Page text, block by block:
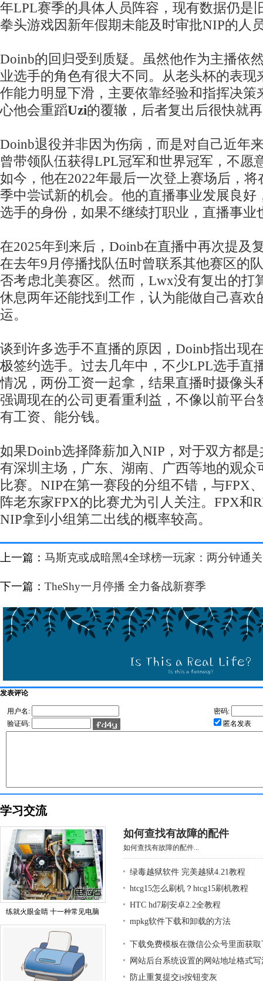
年LPL赛季的具体人员阵容，现有数据仍是
拳头游戏因新年假期未能及时审批NIP的人
Doinb的回归受到质疑。虽然他作为主播依
业选手的角色有很大不同。从老头杯的表现
作能力明显下滑，主要依靠经验和指挥决策
心他会重蹈Uzi的覆辙，后者复出后很快就
Doinb退役并非因为伤病，而是对自己近年
曾带领队伍获得LPL冠军和世界冠军，不愿
如今，他在2022年最后一次登上赛场后，
季中尝试新的机会。他的直播事业发展良好
选手的身份，如果不继续打职业，直播事业
在2025年到来后，Doinb在直播中再次提及
在去年9月停播找队伍时曾联系其他赛区的
否考虑北美赛区。然而，Lwx没有复出的打
休息两年还能找到工作，认为能做自己喜欢
运。
谈到许多选手不直播的原因，Doinb指出现
极签约选手。过去几年中，不少LPL选手直
情况，两份工资一起拿，结果直播时摄像头
强调现在的公司更看重利益，不像以前平台
有工资、能分钱。
如果Doinb选择降薪加入NIP，对于双方都
有深圳主场，广东、湖南、广西等地的观众
比赛。NIP在第一赛段的分组不错，与FPX
阵老东家FPX的比赛尤为引人关注。FPX和
NIP拿到小组第二出线的概率较高。
上一篇： 马斯克或成暗黑4全球榜一玩家：两分钟通
下一篇： TheShy一月停播 全力备战新赛季
发表评论
用户名:
密码:
验证码:
匿名发表
学习交流
练就火眼金睛 十一种常见电脑
如何查找有故障的配件
如何查找有故障的配件...
绿毒越狱软件 完美越狱4.21教程
htcg15怎么刷机？htcg15刷机教程
HTC hd7刷安卓2.2全教程
mpkg软件下载和卸载的方法
下载免费模板在微信公众号里面获
网站后台系统设置的网站地址格式写
防止重复提交js按钮变灰